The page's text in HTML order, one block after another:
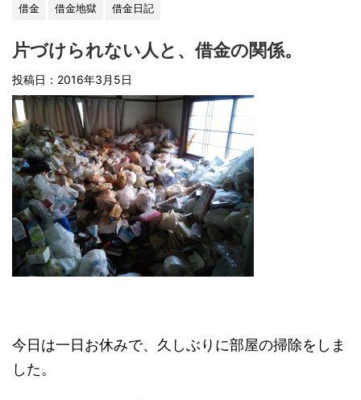
借金 借金地獄 借金日記
片づけられない人と、借金の関係。
投稿日：2016年3月5日
今日は一日お休みで、久しぶりに部屋の掃除をしま
した。